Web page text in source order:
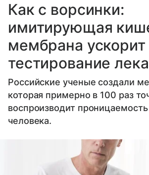
Как с ворсинки:
имитирующая
мембрана ускорит
тестирование
Российские ученые создали
которая примерно в 100 раз
воспроизводит
человека.